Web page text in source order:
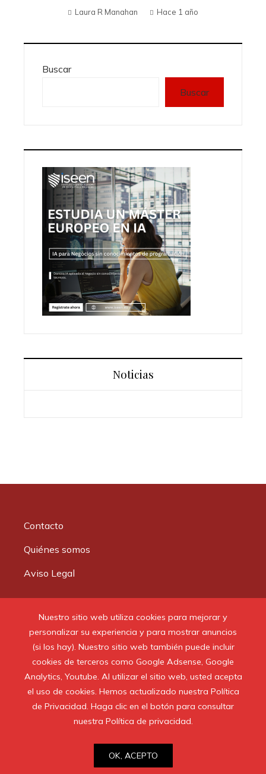
Nuestro sitio web utiliza cookies para mejorar y
personalizar su experiencia y para mostrar anuncios
(si los hay). Nuestro sitio web también puede incluir
cookies de terceros como Google Adsense, Google
Analytics, Youtube. Al utilizar el sitio web, usted acepta
el uso de cookies. Hemos actualizado nuestra Política
de Privacidad. Haga clic en el botón para consultar
nuestra Política de privacidad.
OK, ACEPTO
Laura R Manahan Hace 1 año
Buscar
Buscar
Noticias
Contacto
Quiénes somos
Aviso Legal
© 2020 Todos los derechos reservados.